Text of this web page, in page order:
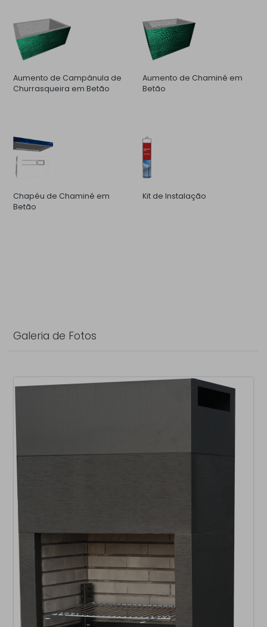
Aumento de Campânula de
Churrasqueira em Betão
Aumento de Chaminé em
Betão
Chapéu de Chaminé em
Betão
Kit de Instalação
Galeria de Fotos